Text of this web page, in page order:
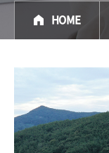
HOME